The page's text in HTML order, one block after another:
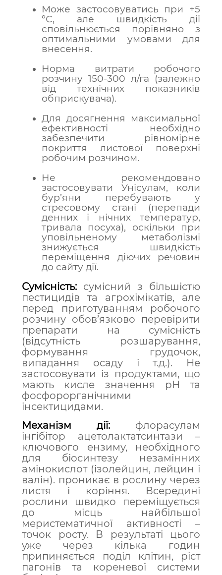
Може застосовуватись при +5
ºС, але швидкість дії
сповільнюється порівняно з
оптимальними умовами для
внесення.
Норма витрати робочого
розчину 150-300 л/га (залежно
від технічних показників
обприскувача).
Для досягнення максимальної
ефективності необхідно
забезпечити рівномірне
покриття листової поверхні
робочим розчином.
Не рекомендовано
застосовувати Унісулам, коли
бур’яни перебувають у
стресовому стані (перепади
денних і нічних температур,
тривала посуха), оскільки при
уповільненому метаболізмі
знижується швидкість
переміщення діючих речовин
до сайту дії.
Сумісність: сумісний з більшістю
пестицидів та агрохімікатів, але
перед приготуванням робочого
розчину обов’язково перевірити
препарати на сумісність
(відсутність розшарування,
формування грудочок,
випадання осаду і т.д.). Не
застосовувати із продуктами, що
мають кисле значення рН та
фосфорорганічними
інсектицидами.
Механізм дії: флорасулам
інгібітор ацетолактатсинтази –
ключового ензиму, необхідного
для біосинтезу незамінних
амінокислот (ізолейцин, лейцин і
валін). проникає в рослину через
листя і коріння. Всередині
рослини швидко переміщується
до місць найбільшої
меристематичної активності –
точок росту. В результаті цього
уже через кілька годин
припиняється поділ клітин, ріст
пагонів та кореневої системи